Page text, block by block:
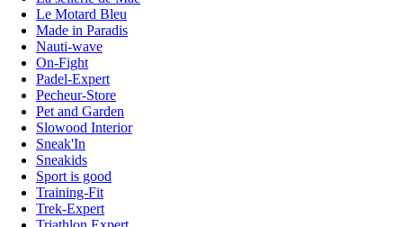
Le Motard Bleu
Made in Paradis
Nauti-wave
On-Fight
Padel-Expert
Pecheur-Store
Pet and Garden
Slowood Interior
Sneak'In
Sneakids
Sport is good
Training-Fit
Trek-Expert